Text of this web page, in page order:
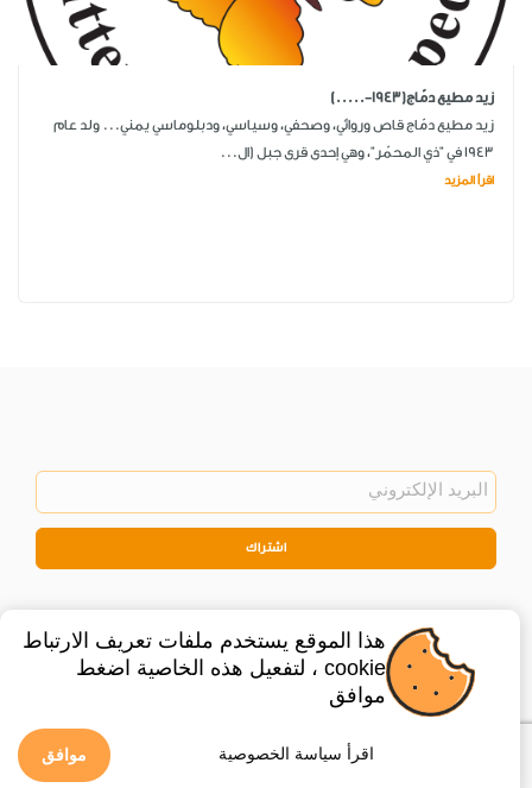
زيد مطيع دمّاج(1943-.....)
زيد مطيع دمّاج قاص وروائي، وصحفي، وسياسي، ودبلوماسي يمني... ولد عام
1943 في "ذي المحمّر"، وهي إحدى قرى جبل (ال...
اقرأ المزيد
اشتراك
هذا الموقع يستخدم ملفات تعريف الارتباط
cookie ، لتفعيل هذه الخاصية اضغط
موافق
موافق اقرأ سياسة الخصوصية